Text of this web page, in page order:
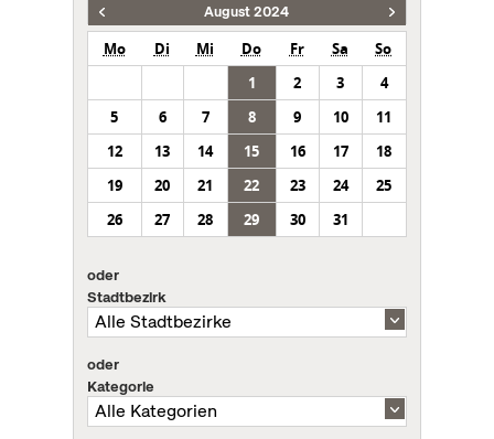
August 2024
Mo Di Mi Do Fr Sa
So
1
2 3
4
5
6 7 8 9 10
11
12
13 14 15 16 17
18
19
20 21 22 23 24
25
26
27 28 29 30 31
oder
Stadtbezirk
oder
Kategorie